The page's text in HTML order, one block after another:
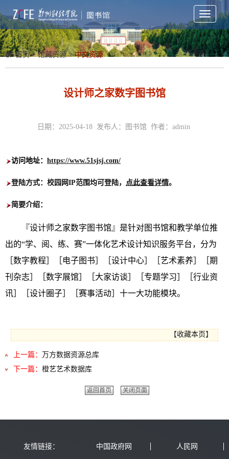
Toggle
首页>馆藏资源>中文资源
设计师之家数字图书馆
日期：2025-04-18 发布人：图书馆 作者：admin
访问地址： https://www.51sjsj.com/
登陆方式：校园网IP范围均可登陆， 点此查看详情。
简要介绍：
『设计师之家数字图书馆』是针对图书馆和教学单位推
出的“学、阅、练、赛”一体化艺术设计知识服务平台，分为
［数字教程］［电子图书］［设计中心］［艺术素养］［期
刊杂志］［数字展馆］［大家访谈］［专题学习］［行业资
讯］［设计圈子］［赛事活动］十一大功能模块。
【收藏本页 】
上一篇：
万方数据资源总库
下一篇： 橙艺艺术数据库
返回首页 关闭页面
友情链接： 中国政府网 人民网